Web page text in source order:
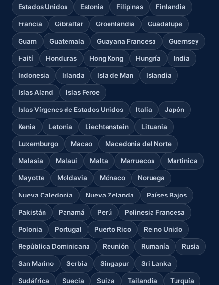
Estados Unidos Estonia Filipinas Finlandia
Francia Gibraltar Groenlandia Guadalupe
Guam Guatemala Guayana Francesa Guernsey
Haití Honduras Hong Kong Hungría India
Indonesia Irlanda Isla de Man Islandia
Islas Aland Islas Feroe
Islas Vírgenes de Estados Unidos Italia Japón
Kenia Letonia Liechtenstein Lituania
Luxemburgo Macao Macedonia del Norte
Malasia Malaui Malta Marruecos Martinica
Mayotte Moldavia Mónaco Noruega
Nueva Caledonia Nueva Zelanda Países Bajos
Pakistán Panamá Perú Polinesia Francesa
Polonia Portugal Puerto Rico Reino Unido
República Dominicana Reunión Rumanía Rusia
San Marino Serbia Singapur Sri Lanka
Sudáfrica Suecia Suiza Tailandia Turquía